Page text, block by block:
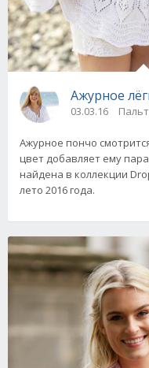
Ажурное
03.03.16
Ажурное пончо
цвет добавляет ему
найдена в коллекции
лето 2016 года.